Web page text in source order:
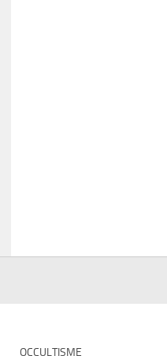
OCCULTISME